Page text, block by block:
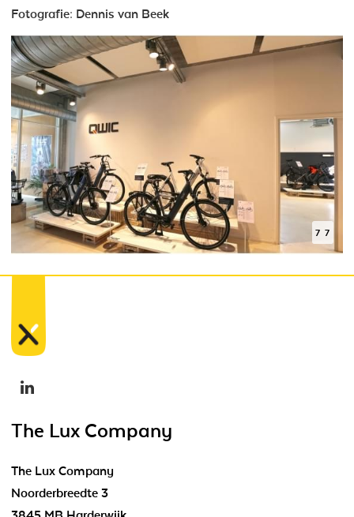
Fotografie: Dennis van Beek
7
The Lux Company
The Lux Company
Noorderbreedte 3